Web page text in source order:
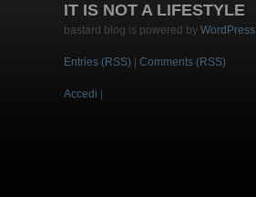
IT IS NOT A LIFESTYLE
bastard blog is powered by WordPress
Entries (RSS) Comments (RSS)
Accedi